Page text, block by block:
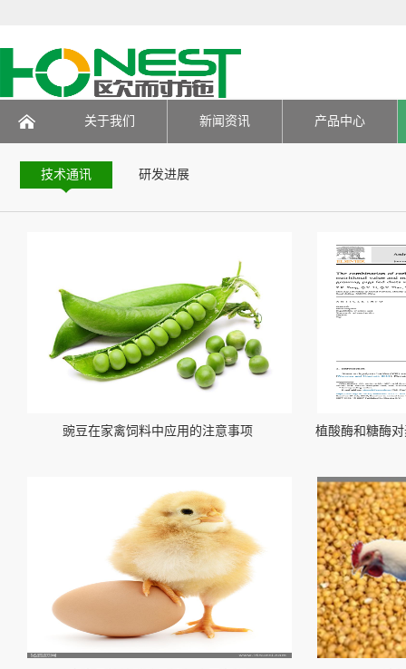
页
关于我们 新闻资讯 产品中心
技术研发
技术通讯 研发进展
技术通讯
豌豆在家禽饲料中应用的注意事项